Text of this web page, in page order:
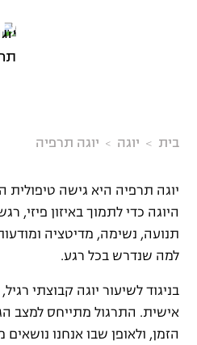
יוגה
בית יוגה יוגה תרפיה
יוגה תרפיה היא גישה
היוגה כדי לתמוך באיזון פיזי,
תנועה, נשימה, מדיטציה
למה שנדרש בכל רגע.
בניגוד לשיעור יוגה קבוצתי
אישית. התרגול מתייחס למצב
הזמן, ולאופן שבו אנחנו